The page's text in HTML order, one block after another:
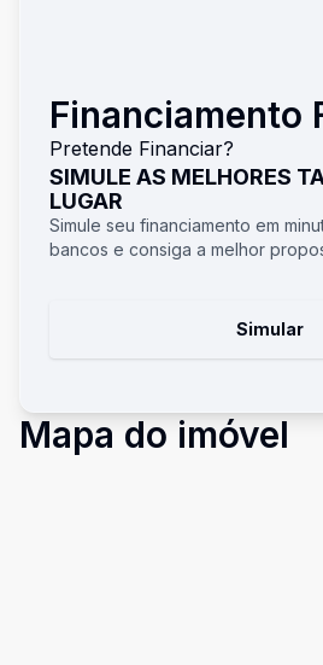
Financiamento
Pretende Financiar?
SIMULE AS MELHORES
LUGAR
Simule seu financiamento em
bancos e consiga a melhor
Simular
Mapa do imóvel